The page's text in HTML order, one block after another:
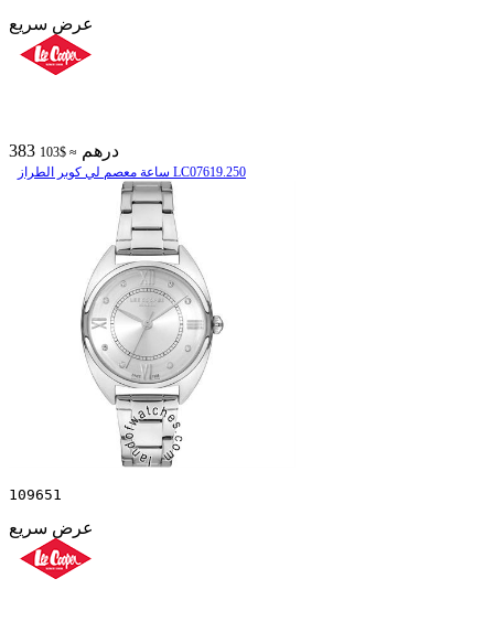
عرض سريع
383 درهم ≈ $103
ساعة معصم لي كوبر الطراز LC07619.250
109651
عرض سريع